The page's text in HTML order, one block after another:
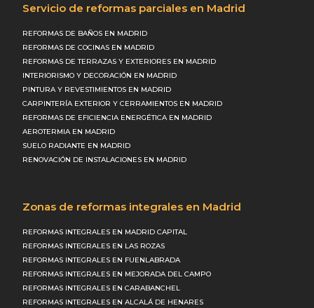
Servicio de reformas parciales en Madrid
REFORMAS DE BAÑOS EN MADRID
REFORMAS DE COCINAS EN MADRID
REFORMAS DE TERRAZAS Y EXTERIORES EN MADRID
INTERIORISMO Y DECORACIÓN EN MADRID
PINTURA Y REVESTIMIENTOS EN MADRID
CARPINTERÍA EXTERIOR Y CERRAMIENTOS EN MADRID
REFORMAS DE EFICIENCIA ENERGÉTICA EN MADRID
AEROTERMIA EN MADRID
SUELO RADIANTE EN MADRID
RENOVACIÓN DE INSTALACIONES EN MADRID
Zonas de reformas integrales en Madrid
REFORMAS INTEGRALES EN MADRID CAPITAL
REFORMAS INTEGRALES EN LAS ROZAS
REFORMAS INTEGRALES EN FUENLABRADA
REFORMAS INTEGRALES EN MEJORADA DEL CAMPO
REFORMAS INTEGRALES EN CARABANCHEL
REFORMAS INTEGRALES EN ALCALÁ DE HENARES